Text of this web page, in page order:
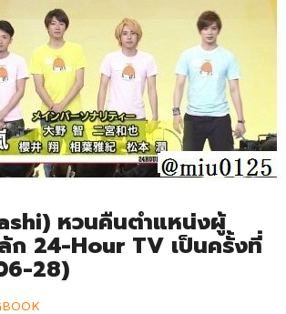
หวนคืนตำแหน่งผู้
24-Hour TV เป็นครั้งที่
28)